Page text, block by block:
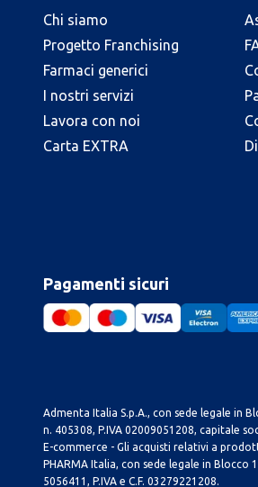
Chi siamo
Progetto Franchising
Farmaci generici
I nostri servizi
Lavora con noi
Carta EXTRA
Pagamenti sicuri
Admenta Italia S.p.A., con sede legale in
n. 405308, P.IVA 02009051208, capitale
E-commerce - Gli acquisti relativi a
PHARMA Italia, con sede legale in
5056411, P.IVA e C.F. 03279221208.